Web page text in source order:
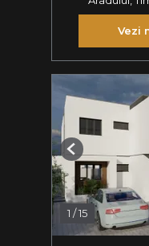
Vezi
1 /15
Previous